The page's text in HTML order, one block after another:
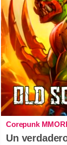
Corepunk
Un